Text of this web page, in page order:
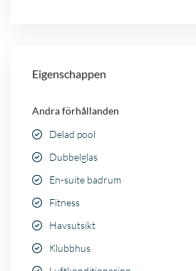
Eigenschappen
Andra förhållanden
Delad pool
Dubbelglas
En-suite badrum
Fitness
Havsutsikt
Klubbhus